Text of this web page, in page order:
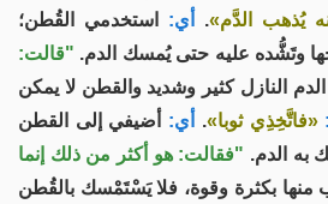
يُذهب الدَّم». أي: استخدمي القُطن؛
وتَشُّده عليه حتى يُمسك الدم. "قالت:
النازل كثير وشديد والقطن لا يمكن
«فاتَّخِذِي ثوبا». أي: أضيفي إلى القطن
به الدم. "فقالت: هو أكثر من ذلك إنما
منها بكثرة وقوة، فلا يَسْتَمْسك بالقُطن